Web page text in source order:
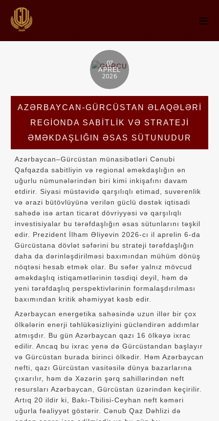
07
APREL
2026
AZƏRBAYCAN-GÜRCÜSTAN ƏLAQƏLƏRI
REGIONDA SABITLIK VƏ STRATEJI
ƏMƏKDAŞLIĞIN ƏSAS SÜTUNUDUR
Azərbaycan–Gürcüstan münasibətləri Cənubi
Qafqazda sabitliyin və regional əməkdaşlığın ən
uğurlu nümunələrindən biri kimi inkişafını davam
etdirir. Siyasi müstəvidə qarşılıqlı etimad, suverenlik
və ərazi bütövlüyünə verilən güclü dəstək iqtisadi
sahədə isə artan ticarət dövriyyəsi və qarşılıqlı
investisiyalar bu tərəfdaşlığın əsas sütunlarını təşkil
edir. Prezident İlham Əliyevin 2026-cı il aprelin 6-da
Gürcüstana dövlət səfərini bu strateji tərəfdaşlığın
daha da dərinləşdirilməsi baxımından mühüm dönüş
nöqtəsi hesab etmək olar. Bu səfər yalnız mövcud
əməkdaşlıq istiqamətlərinin təsdiqi deyil, həm də
yeni tərəfdaşlıq perspektivlərinin formalaşdırılması
baxımından kritik əhəmiyyət kəsb edir.
Azərbaycan energetika sahəsində uzun illər bir çox
ölkələrin enerji təhlükəsizliyini gücləndirən addımlar
atmışdır. Bu gün Azərbaycan qazı 16 ölkəyə ixrac
edilir. Ancaq bu ixrac yenə də Gürcüstandan başlayır
və Gürcüstan burada birinci ölkədir. Həm Azərbaycan
nefti, qazı Gürcüstan vasitəsilə dünya bazarlarına
çıxarılır, həm də Xəzərin şərq sahillərindən neft
resursları Azərbaycan, Gürcüstan üzərindən keçirilir.
Artıq 20 ildir ki, Bakı-Tbilisi-Ceyhan neft kəməri
uğurla fəaliyyət göstərir. Cənub Qaz Dəhlizi də